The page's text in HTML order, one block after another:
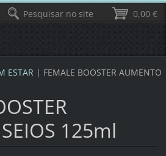
ESTAR | FEMALE BOOSTER AUMENTO
125ml
0,00 €
Pesquisar no site